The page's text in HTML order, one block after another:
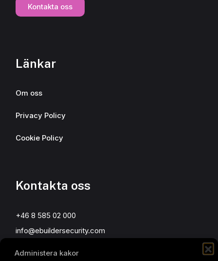
Administera kakor
Kontakta oss
Länkar
Om oss
Privacy Policy
Cookie Policy
Kontakta oss
+46 8 585 02 000
info@ebuildersecurity.com
eBuilder Sweden AB